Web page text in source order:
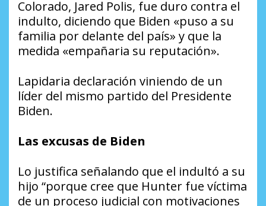
Colorado, Jared Polis, fue duro contra el
indulto, diciendo que Biden «puso a su
familia por delante del país» y que la
medida «empañaria su reputación».
Lapidaria declaración viniendo de un
líder del mismo partido del Presidente
Biden.
Las excusas de Biden
Lo justifica señalando que el indultó a su
hijo “porque cree que Hunter fue víctima
de un proceso judicial con motivaciones